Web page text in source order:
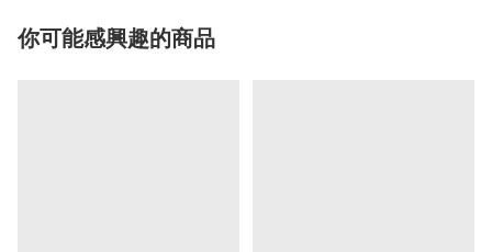
你可能感興趣的商品